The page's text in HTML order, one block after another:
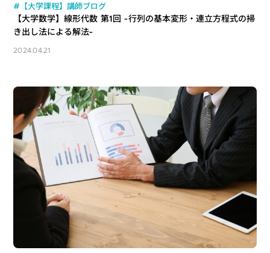
#【大学課程】講師ブログ
【大学数学】線形代数 第1回 -行列の基本変形・連立方程式の掃
き出し法による解法-
2024.04.21